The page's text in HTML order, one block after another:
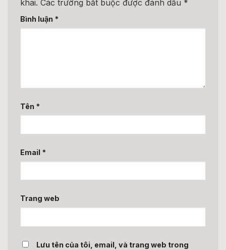
khai. Các trường bắt buộc được đánh dấu *
Bình luận *
Tên *
Email *
Trang web
Lưu tên của tôi, email, và trang web trong